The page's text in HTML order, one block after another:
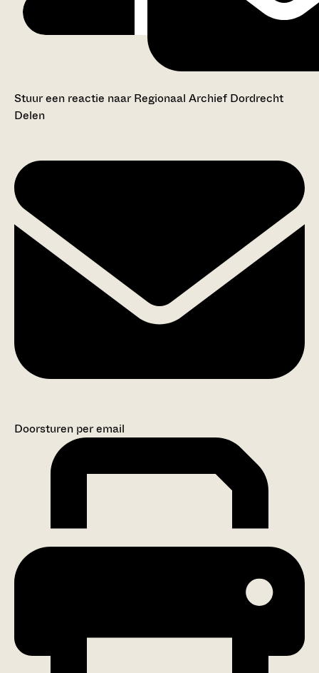
Stuur een reactie naar Regionaal Archief Dordrecht
Delen
Doorsturen per email